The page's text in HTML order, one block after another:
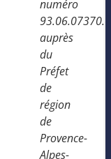
numéro
93.06.07370.06
auprès
du
Préfet
de
région
de
Provence-
Alpes-